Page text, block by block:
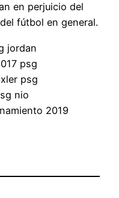
en perjuicio del
fútbol en general.